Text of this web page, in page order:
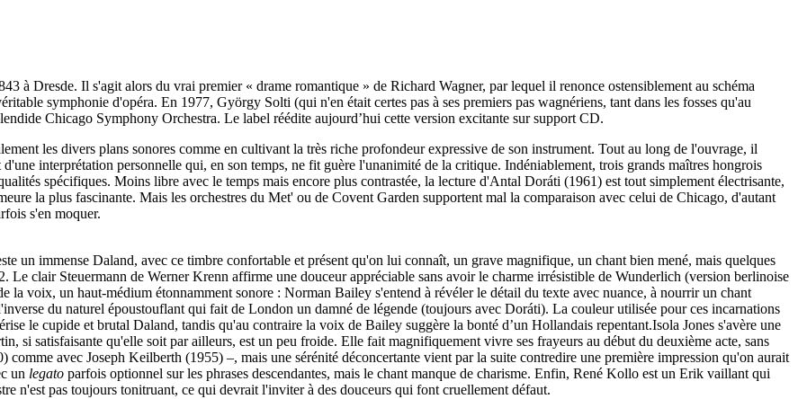
à Dresde. Il s'agit alors du vrai premier « drame romantique » de Richard Wagner, par lequel il renonce ostensiblement au schéma
symphonie d'opéra. En 1977, György Solti (qui n'en était certes pas à ses premiers pas wagnériens, tant dans les fosses qu'au
Chicago Symphony Orchestra. Le label réédite aujourd’hui cette version excitante sur support CD.
les divers plans sonores comme en cultivant la très riche profondeur expressive de son instrument. Tout au long de l'ouvrage, il
interprétation personnelle qui, en son temps, ne fit guère l'unanimité de la critique. Indéniablement, trois grands maîtres hongrois
spécifiques. Moins libre avec le temps mais encore plus contrastée, la lecture d'Antal Doráti (1961) est tout simplement électrisante,
la plus fascinante. Mais les orchestres du Met' ou de Covent Garden supportent mal la comparaison avec celui de Chicago, d'autant
s'en moquer.
un immense Daland, avec ce timbre confortable et présent qu'on lui connaît, un grave magnifique, un chant bien mené, mais quelques
Le clair Steuermann de Werner Krenn affirme une douceur appréciable sans avoir le charme irrésistible de Wunderlich (version berlinoise
voix, un haut-médium étonnamment sonore : Norman Bailey s'entend à révéler le détail du texte avec nuance, à nourrir un chant
du naturel époustouflant qui fait de London un damné de légende (toujours avec Doráti). La couleur utilisée pour ces incarnations
le cupide et brutal Daland, tandis qu'au contraire la voix de Bailey suggère la bonté d’un Hollandais repentant.Isola Jones s'avère une
si satisfaisante qu'elle soit par ailleurs, est un peu froide. Elle fait magnifiquement vivre ses frayeurs au début du deuxième acte, sans
avec Joseph Keilberth (1955) –, mais une sérénité déconcertante vient par la suite contredire une première impression qu'on aurait
un legato parfois optionnel sur les phrases descendantes, mais le chant manque de charisme. Enfin, René Kollo est un Erik vaillant qui
n'est pas toujours tonitruant, ce qui devrait l'inviter à des douceurs qui font cruellement défaut.